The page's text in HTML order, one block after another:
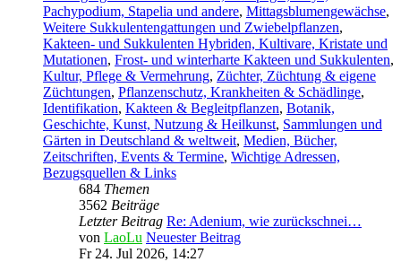
Pachypodium, Stapelia und andere, Mittagsblumengewächse,
Weitere Sukkulentengattungen und Zwiebelpflanzen,
Kakteen- und Sukkulenten Hybriden, Kultivare, Kristate und
Mutationen, Frost- und winterharte Kakteen und Sukkulenten,
Kultur, Pflege & Vermehrung, Züchter, Züchtung & eigene
Züchtungen, Pflanzenschutz, Krankheiten & Schädlinge,
Identifikation, Kakteen & Begleitpflanzen, Botanik,
Geschichte, Kunst, Nutzung & Heilkunst, Sammlungen und
Gärten in Deutschland & weltweit, Medien, Bücher,
Zeitschriften, Events & Termine, Wichtige Adressen,
Bezugsquellen & Links
684 Themen
3562 Beiträge
Letzter Beitrag Re: Adenium, wie zurückschnei…
von LaoLu Neuester Beitrag
Fr 24. Jul 2026, 14:27